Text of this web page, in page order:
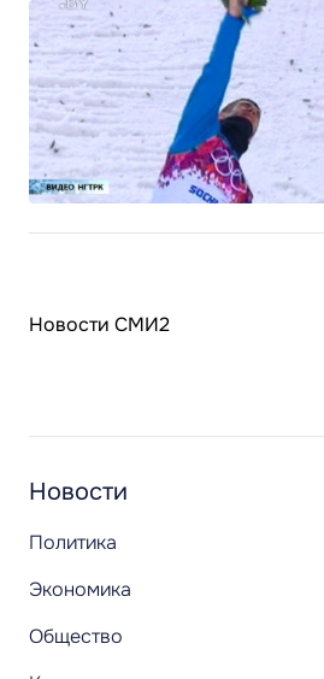
Новости СМИ2
Новости
Политика
Экономика
Общество